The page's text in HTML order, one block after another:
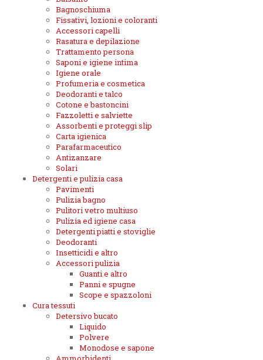
Bagnoschiuma
Fissativi, lozioni e coloranti
Accessori capelli
Rasatura e depilazione
Trattamento persona
Saponi e igiene intima
Igiene orale
Profumeria e cosmetica
Deodoranti e talco
Cotone e bastoncini
Fazzoletti e salviette
Assorbenti e proteggi slip
Carta igienica
Parafarmaceutico
Antizanzare
Solari
Detergenti e pulizia casa
Pavimenti
Pulizia bagno
Pulitori vetro multiuso
Pulizia ed igiene casa
Detergenti piatti e stoviglie
Deodoranti
Insetticidi e altro
Accessori pulizia
Guanti e altro
Panni e spugne
Scope e spazzoloni
Cura tessuti
Detersivo bucato
Liquido
Polvere
Monodose e sapone